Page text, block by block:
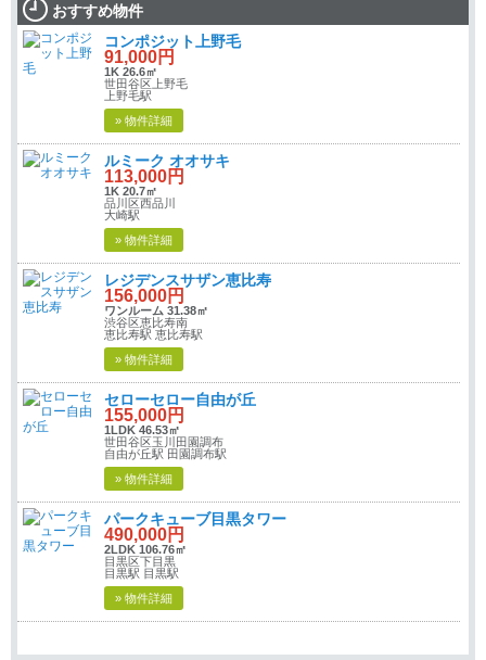
おすすめ物件
コンポジット上野毛
91,000円
1K 26.6㎡
世田谷区上野毛
上野毛駅
» 物件詳細
ルミーク オオサキ
113,000円
1K 20.7㎡
品川区西品川
大崎駅
» 物件詳細
レジデンスサザン恵比寿
156,000円
ワンルーム 31.38㎡
渋谷区恵比寿南
恵比寿駅 恵比寿駅
» 物件詳細
セローセロー自由が丘
155,000円
1LDK 46.53㎡
世田谷区玉川田園調布
自由が丘駅 田園調布駅
» 物件詳細
パークキューブ目黒タワー
490,000円
2LDK 106.76㎡
目黒区下目黒
目黒駅 目黒駅
» 物件詳細